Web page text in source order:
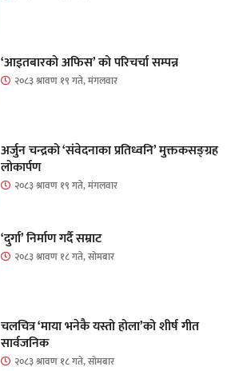
‘आइतबारको अफिस’ को परिचर्चा सम्पन्न
२०८३ श्रावण १९ गते, मंगलवार
अर्जुन चन्द्रको ‘संवेदनाका प्रतिध्वनि’ मुक्तकसङ्ग्रह
लोकार्पण
२०८३ श्रावण १९ गते, मंगलवार
‘दुर्गा’ निर्माण गर्दै सम्राट
२०८३ श्रावण १८ गते, सोमबार
चलचित्र ‘माया भनेकै यस्तो होला’को शीर्ष गीत
सार्वजनिक
२०८३ श्रावण १८ गते, सोमबार